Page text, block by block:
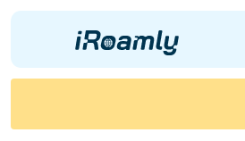
區域 eSIMs